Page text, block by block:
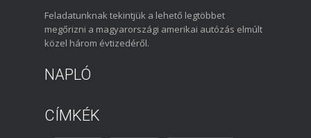
Feladatunknak tekintjük a lehető legtöbbet
megőrizni a magyarországi amerikai autózás elmúlt
közel három évtizedéről.
NAPLÓ
CÍMKÉK